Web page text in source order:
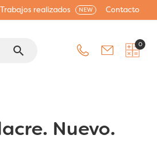
Trabajos realizados NEW Contacto
search 0
Nuevo.